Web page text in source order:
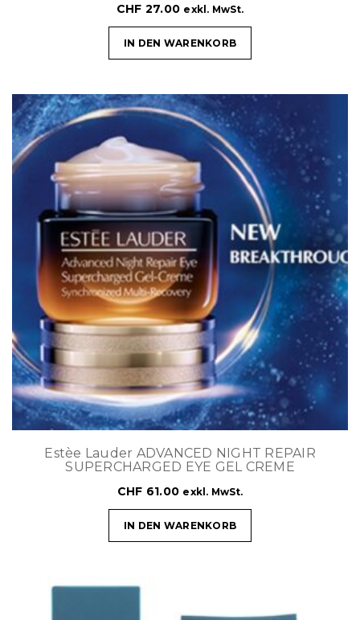
CHF 27.00 exkl. MwSt.
IN DEN WARENKORB
Estèe Lauder ADVANCED NIGHT REPAIR
SUPERCHARGED EYE GEL CREME
CHF 61.00 exkl. MwSt.
IN DEN WARENKORB